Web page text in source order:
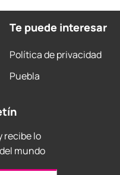
Te puede interesar
Política de privacidad
Puebla
recibe lo
mundo